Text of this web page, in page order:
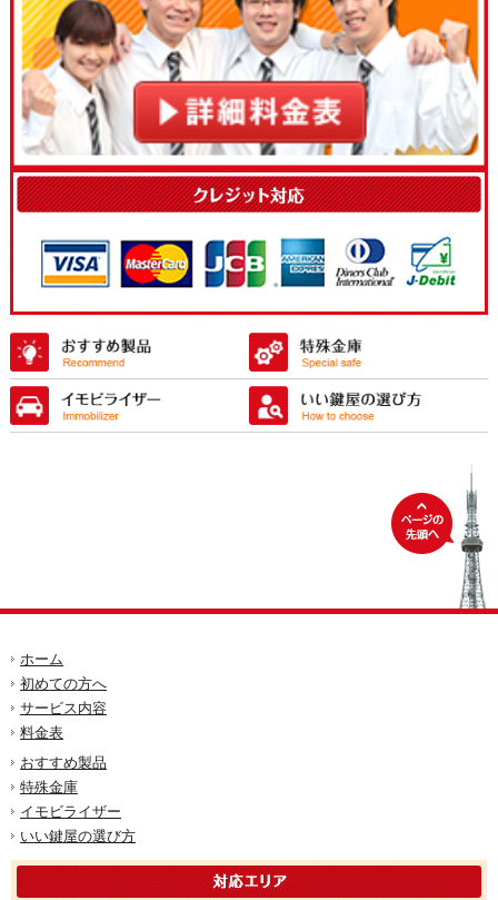
ホーム
初めての方へ
サービス内容
料金表
おすすめ製品
特殊金庫
イモビライザー
いい鍵屋の選び方